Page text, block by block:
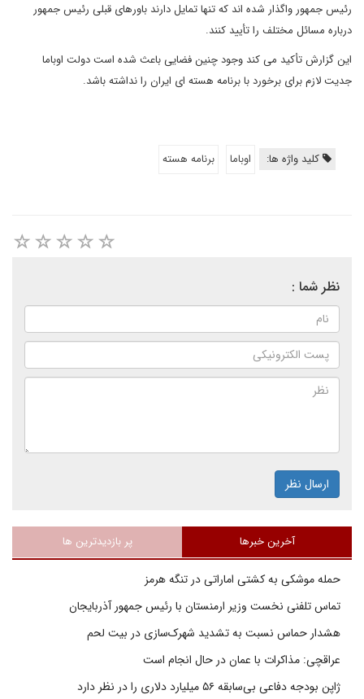
رئیس جمهور واگذار شده اند که تنها تمایل دارند باورهای قبلی رئیس جمهور
درباره مسائل مختلف را تأیید کنند.
این گزارش تأکید می کند وجود چنین فضایی باعث شده است دولت اوباما
جدیت لازم برای برخورد با برنامه هسته ای ایران را نداشته باشد.
کلید واژه ها: اوباما برنامه هسته
نظر شما :
ارسال نظر
آخرین خبرها پر بازدیدترین ها
حمله موشکی به کشتی اماراتی در تنگه هرمز
تماس تلفنی نخست وزیر ارمنستان با رئیس جمهور آذربایجان
هشدار حماس نسبت به تشدید شهرک‌سازی در بیت‌ لحم
عراقچی: مذاکرات با عمان در حال انجام است
ژاپن بودجه دفاعی بی‌سابقه ۵۶ میلیارد دلاری را در نظر دارد